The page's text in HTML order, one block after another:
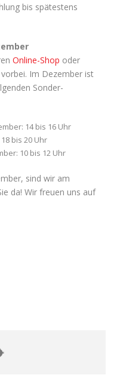
bis spätestens
Online-Shop oder
Im Dezember ist
Sonder-
14 bis 16 Uhr
bis 20 Uhr
10 bis 12 Uhr
sind wir am
da! Wir freuen uns auf